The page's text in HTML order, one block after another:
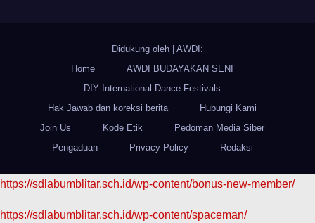
Didukung oleh
AWDI:
Home
AWDI BUDAYAKAN SENI
DIY International Dance Festivals
Hak Jawab dan koreksi berita
Hubungi Kami
Join Us
Kode Etik
Pedoman Media Siber
Pengaduan
Privacy Policy Redaksi
https://sdlabumblitar.sch.id/wp-content/bonus-new-member/
https://sdlabumblitar.sch.id/wp-content/spaceman/